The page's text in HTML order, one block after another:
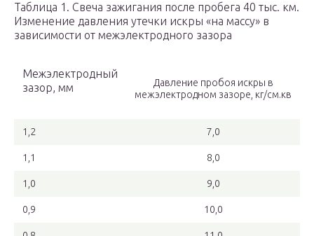
Таблица 1. Свеча зажигания после пробега 40 тыс. км.
Изменение давления утечки искры «на массу» в
зависимости от межэлектродного зазора
Межэлектродный
зазор, мм
Давление пробоя искры в
межэлектродном зазоре, кг/см.кв
1,2 7,0
1,1 8,0
1,0 9,0
0,9 10,0